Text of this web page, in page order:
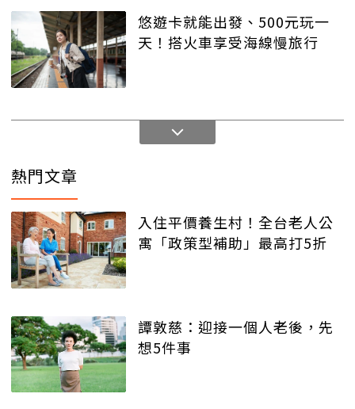
悠遊卡就能出發、500元玩一
天！搭火車享受海線慢旅行
熱門文章
入住平價養生村！全台老人公
寓「政策型補助」最高打5折
譚敦慈：迎接一個人老後，先
想5件事